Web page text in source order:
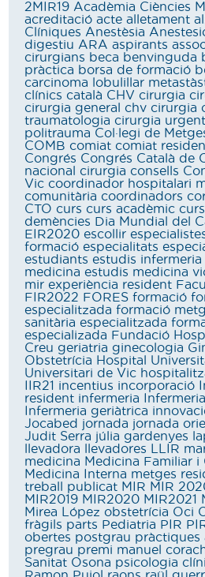
2MIR19 Acadèmia Ciències
acreditació acte alletament
Clíniques Anestèsia
digestiu ARA aspirants
cirurgians beca benvinguda
pràctica borsa de formació
carcinoma lobulillar
clínics català CHV cirurgia
cirurgia general chv cirurgia
traumatologia cirurgia urgent
politrauma Col·legi de
COMB comiat comiat
Congrés Congrés Català de
nacional cirurgia consells
Vic coordinador hospitalari
comunitària coordinadors
CTO curs curs acadèmic
demències Dia Mundial del
EIR2020 escollir
formació especialitats
estudiants estudis infermeria
medicina estudis medicina
mir experiència resident
FIR2022 FORES formació
especialitzada formació
sanitària especialitzada
especializada Fundació
Creu geriatria ginecologia
Obstetrícia Hospital
Universitari de Vic
IIR21 incentius incorporació
resident infermeria
Infermeria geriàtrica
Jocabed jornada jornada
Judit Serra júlia gardenyes
llevadora llevadores LLIR
medicina Medicina Familiar i
Medicina Interna metges
treball publicat MIR MIR
MIR2019 MIR2020 MIR2021
Mirea López obstetrícia Oci
fràgils parts Pediatria PIR
obertes postgrau pràctiques
pregrau premi manuel
Sanitat Osona psicologia